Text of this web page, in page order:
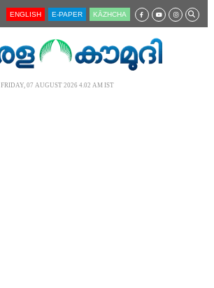
ENGLISH E-PAPER KĀZHCHA
FRIDAY, 07 AUGUST 2026 4.02 AM IST